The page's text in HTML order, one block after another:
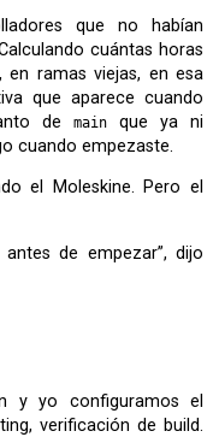
cuántas horas
ramas viejas, en esa
que aparece cuando
demain
que ya ni
cuando empezaste.
verificación de build.